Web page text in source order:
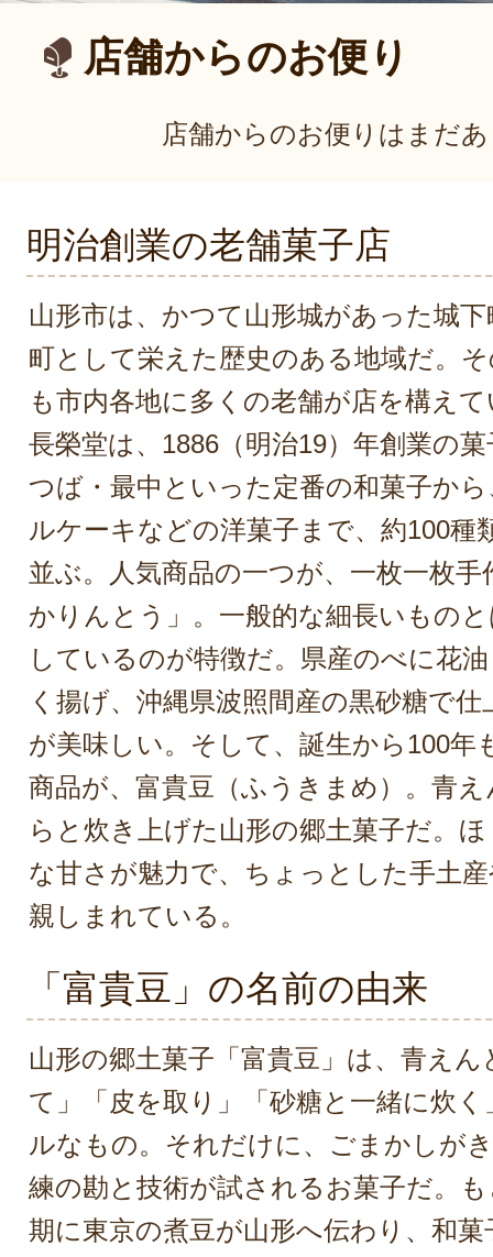
店舗からのお便り
店舗からのお便りはまだ
明治創業の老舗菓子店
山形市は、かつて山形城があった城
町として栄えた歴史のある地域だ。
も市内各地に多くの老舗が店を構え
長榮堂は、1886（明治19）年創業の
つば・最中といった定番の和菓子か
ルケーキなどの洋菓子まで、約100種
並ぶ。人気商品の一つが、一枚一枚
かりんとう」。一般的な細長いもの
しているのが特徴だ。県産のべに花
く揚げ、沖縄県波照間産の黒砂糖で
が美味しい。そして、誕生から100年
商品が、富貴豆（ふうきまめ）。青
らと炊き上げた山形の郷土菓子だ。
な甘さが魅力で、ちょっとした手土
親しまれている。
「富貴豆」の名前の由来
山形の郷土菓子「富貴豆」は、青え
て」「皮を取り」「砂糖と一緒に炊
ルなもの。それだけに、ごまかしが
練の勘と技術が試されるお菓子だ。
期に東京の煮豆が山形へ伝わり、和